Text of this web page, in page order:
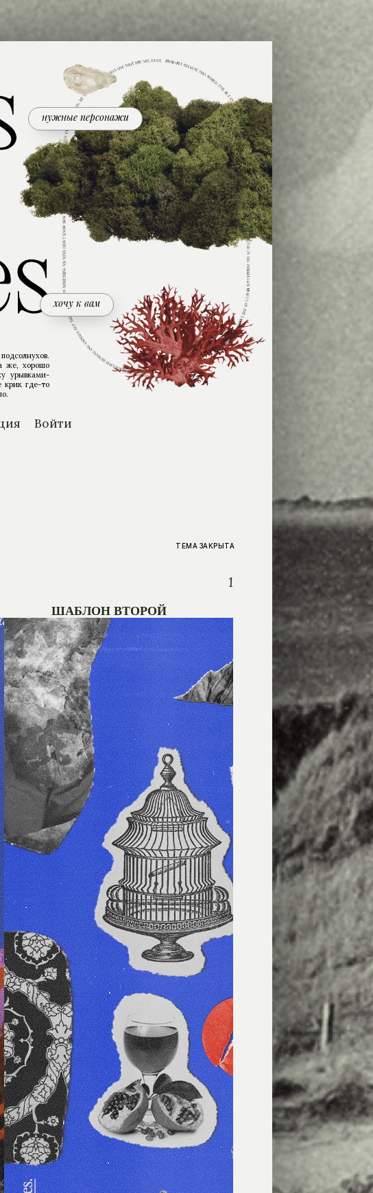
же, хорошо
урывками-
крик где-то
нужные персонажи
хочу к вам
Войти
ТЕМА ЗАКРЫТА
1
ШАБЛОН ВТОРОЙ